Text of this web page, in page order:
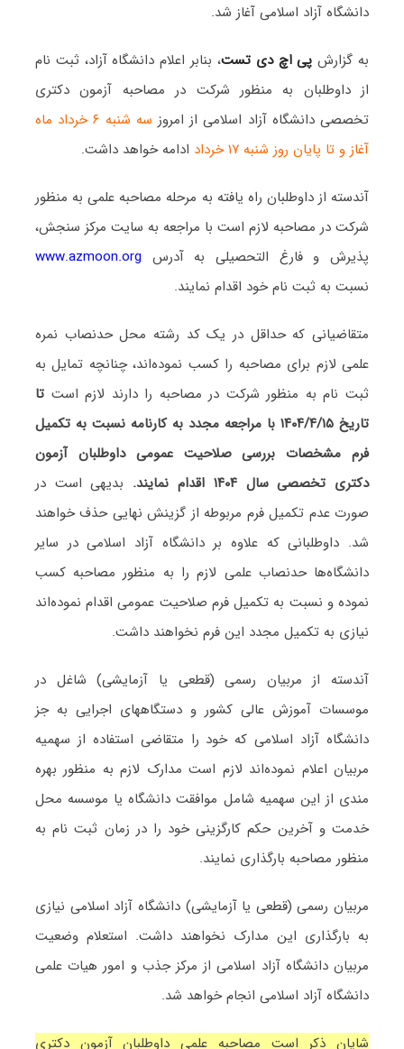
دانشگاه آزاد اسلامی آغاز شد.
به گزارش پی اچ دی تست، بنابر اعلام دانشگاه آزاد، ثبت نام
از داوطلبان به منظور شرکت در مصاحبه آزمون دکتری
تخصصی دانشگاه آزاد اسلامی از امروز سه شنبه ۶ خرداد ماه
آغاز و تا پایان روز شنبه ۱۷ خرداد
ادامه خواهد داشت.
آندسته از داوطلبان راه یافته به مرحله مصاحبه علمی به منظور
شرکت در مصاحبه لازم است با مراجعه به سایت مرکز سنجش،
پذیرش و فارغ التحصیلی به آدرس www.azmoon.org
نسبت به ثبت نام خود اقدام نمایند.
متقاضیانی که حداقل در یک کد رشته محل حدنصاب نمره
علمی لازم برای مصاحبه را کسب نموده‌اند، چنانچه تمایل به
ثبت نام به منظور شرکت در مصاحبه را دارند لازم استتا
تاریخ ۱۴۰۴/۴/۱۵ با مراجعه مجدد به کارنامه نسبت به تکمیل
فرم مشخصات بررسی صلاحیت عمومی داوطلبان آزمون
دکتری تخصصی سال ۱۴۰۴ اقدام نمایند.
بدیهی است در
صورت‌ عدم تکمیل فرم مربوطه از گزینش نهایی حذف خواهند
شد. داوطلبانی که علاوه بر دانشگاه آزاد اسلامی در سایر
دانشگاه‌ها حدنصاب علمی لازم را به منظور مصاحبه کسب
نموده و نسبت به تکمیل فرم صلاحیت عمومی اقدام نموده‌اند
نیازی به تکمیل مجدد این فرم نخواهند داشت.
آندسته از مربیان رسمی (قطعی یا آزمایشی) شاغل در
موسسات آموزش عالی کشور و دستگاههای اجرایی به جز
دانشگاه آزاد اسلامی که خود را متقاضی استفاده از سهمیه
مربیان اعلام نموده‌اند لازم است مدارک لازم به منظور بهره
مندی از این سهمیه شامل موافقت دانشگاه یا موسسه محل
خدمت و آخرین حکم کارگزینی خود را در زمان ثبت نام به
منظور مصاحبه بارگذاری نمایند.
مربیان رسمی (قطعی یا آزمایشی) دانشگاه آزاد اسلامی نیازی
به بارگذاری این مدارک نخواهند داشت. استعلام وضعیت
مربیان دانشگاه آزاد اسلامی از مرکز جذب و امور هیات علمی
دانشگاه آزاد اسلامی انجام خواهد شد.
شایان ذکر است مصاحبه علمی داوطلبان آزمون دکتری